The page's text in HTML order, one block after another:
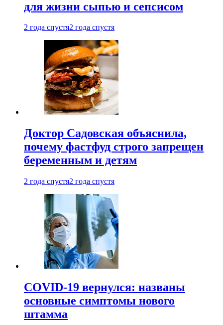
для жизни сыпью и сепсисом
2 года спустя2 года спустя
Доктор Садовская объяснила,
почему фастфуд строго запрещен
беременным и детям
2 года спустя2 года спустя
COVID-19 вернулся: названы
основные симптомы нового
штамма